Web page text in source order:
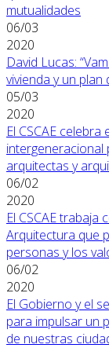
mutualidades
06/03
2020
David Lucas:
vivienda y un plan
05/03
2020
El CSCAE
intergeneracional
arquitectas y
06/02
2020
El CSCAE
Arquitectura que
personas y los
06/02
2020
El Gobierno y el
para impulsar un
de nuestras